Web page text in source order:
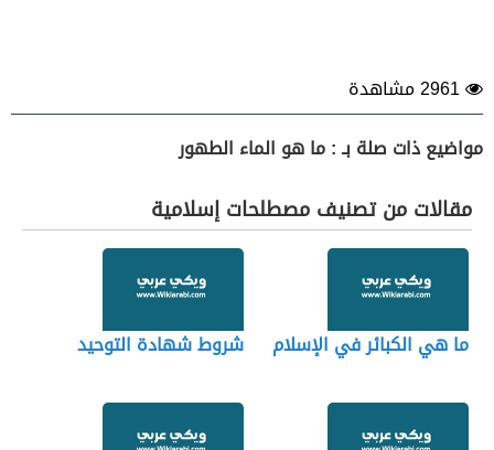
مواضيع ذات صلة بـ : ما هو الماء الطهور
مقالات من تصنيف مصطلحات إسلامية
ما هي الكبائر في الإسلام شروط شهادة التوحيد